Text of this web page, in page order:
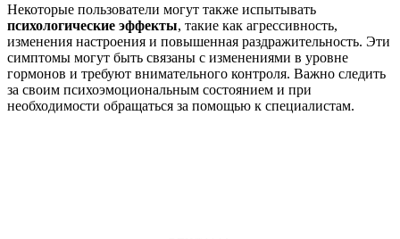
Некоторые пользователи могут также испытывать
психологические эффекты, такие как агрессивность,
изменения настроения и повышенная раздражительность. Эти
симптомы могут быть связаны с изменениями в уровне
гормонов и требуют внимательного контроля. Важно следить
за своим психоэмоциональным состоянием и при
необходимости обращаться за помощью к специалистам.